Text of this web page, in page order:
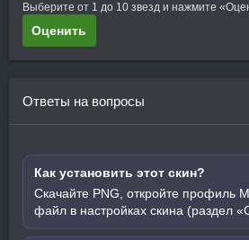
Выберите от 1 до 10 звезд и нажмите
Оценить
Ответы на вопросы
Как установить этот скин?
Скачайте PNG, откройте профиль
файл в настройках скина (раздел